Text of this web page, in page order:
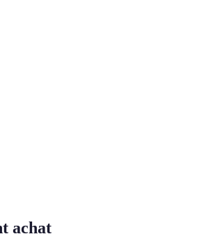
achat